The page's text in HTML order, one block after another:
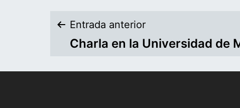
Entrada anterior
Charla en la Universidad de